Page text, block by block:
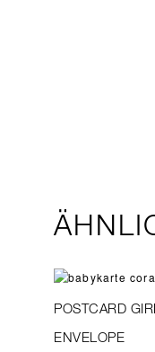
POSTCARD
ENVELOPE